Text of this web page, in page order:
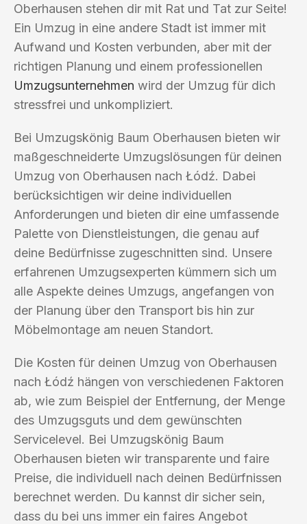
Oberhausen stehen dir mit Rat und Tat zur Seite!
Ein Umzug in eine andere Stadt ist immer mit
Aufwand und Kosten verbunden, aber mit der
richtigen Planung und einem professionellen
Umzugsunternehmen wird der Umzug für dich
stressfrei und unkompliziert.
Bei Umzugskönig Baum Oberhausen bieten wir
maßgeschneiderte Umzugslösungen für deinen
Umzug von Oberhausen nach Łódź. Dabei
berücksichtigen wir deine individuellen
Anforderungen und bieten dir eine umfassende
Palette von Dienstleistungen, die genau auf
deine Bedürfnisse zugeschnitten sind. Unsere
erfahrenen Umzugsexperten kümmern sich um
alle Aspekte deines Umzugs, angefangen von
der Planung über den Transport bis hin zur
Möbelmontage am neuen Standort.
Die Kosten für deinen Umzug von Oberhausen
nach Łódź hängen von verschiedenen Faktoren
ab, wie zum Beispiel der Entfernung, der Menge
des Umzugsguts und dem gewünschten
Servicelevel. Bei Umzugskönig Baum
Oberhausen bieten wir transparente und faire
Preise, die individuell nach deinen Bedürfnissen
berechnet werden. Du kannst dir sicher sein,
dass du bei uns immer ein faires Angebot